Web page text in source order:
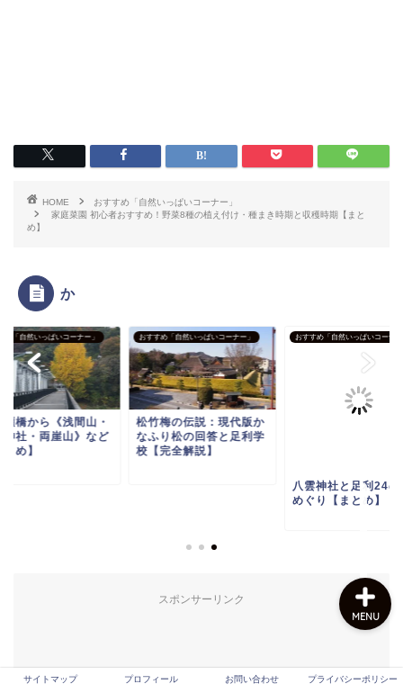
HOME
おすすめ「自然いっぱいコーナー」
家庭菜園 初心者おすすめ！野菜8種の植え付け・種まき時期と収穫時期【まと
め】
か
め「自然いっぱいコーナー」
瀬橋から《浅間山・
神社・両崖山》など
め】
おすすめ「自然いっぱいコーナー」
松竹梅の伝説：現代版か
なふり松の回答と足利学
校【完全解説】
おすすめ「自然いっぱいコーナ
八雲神社と足利24の
めぐり【まとめ】
スポンサーリンク
サイトマップ プロフィール お問い合わせ プライバシーポリシー
MENU
サイトマップ
プロフィール